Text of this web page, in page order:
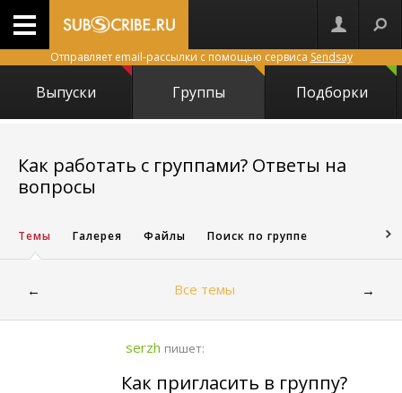
Отправляет email-рассылки с помощью сервиса Sendsay
Выпуски Группы Подборки
Как работать с группами? Ответы на
вопросы
Темы Галерея Файлы Поиск по группе
← Все темы →
serzh пишет:
Как пригласить в группу?